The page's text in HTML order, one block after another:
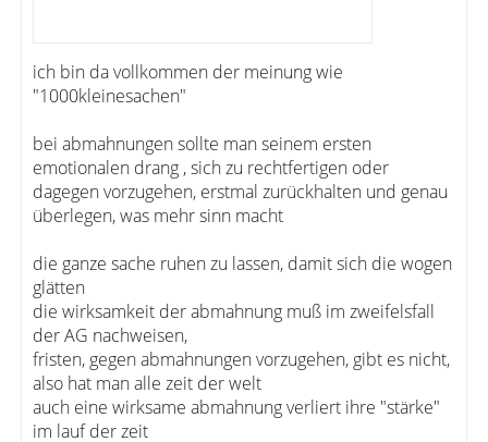
ich bin da vollkommen der meinung wie
"1000kleinesachen"
bei abmahnungen sollte man seinem ersten
emotionalen drang , sich zu rechtfertigen oder
dagegen vorzugehen, erstmal zurückhalten und genau
überlegen, was mehr sinn macht
die ganze sache ruhen zu lassen, damit sich die wogen
glätten
die wirksamkeit der abmahnung muß im zweifelsfall
der AG nachweisen,
fristen, gegen abmahnungen vorzugehen, gibt es nicht,
also hat man alle zeit der welt
auch eine wirksame abmahnung verliert ihre "stärke"
im lauf der zeit